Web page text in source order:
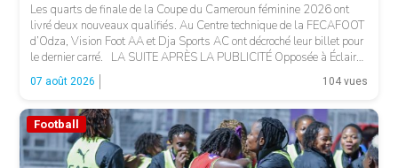
Les quarts de finale de la Coupe du Cameroun féminine 2026 ont
livré deux nouveaux qualifiés. Au Centre technique de la FECAFOOT
d’Odza, Vision Foot AA et Dja Sports AC ont décroché leur billet pour
le dernier carré. LA SUITE APRÈS LA PUBLICITÉ Opposée à Éclair
FF, Vision Foot a dû patienter jusqu’à la […]
07 août 2026 104 vues
Football